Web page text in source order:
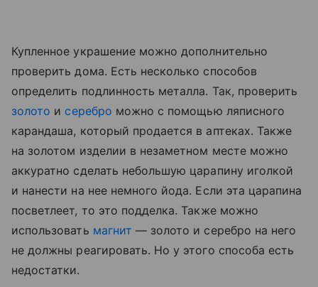
Купленное украшение можно дополнительно
проверить дома. Есть несколько способов
определить подлинность металла. Так, проверить
золото и серебро можно с помощью ляписного
карандаша, который продается в аптеках. Также
на золотом изделии в незаметном месте можно
аккуратно сделать небольшую царапину иголкой
и нанести на нее немного йода. Если эта царапина
посветлеет, то это подделка. Также можно
использовать магнит — золото и серебро на него
не должны реагировать. Но у этого способа есть
недостатки.